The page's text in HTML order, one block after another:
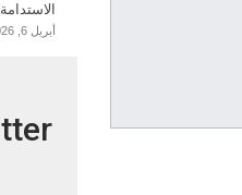
أبريل 6, 2026